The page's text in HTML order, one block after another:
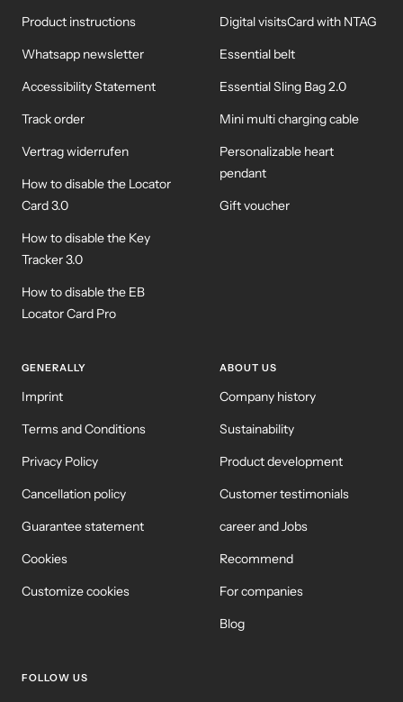
Product instructions
Whatsapp newsletter
Accessibility Statement
Track order
Vertrag widerrufen
How to disable the Locator
Card 3.0
How to disable the Key
Tracker 3.0
How to disable the EB
Locator Card Pro
Digital visitsCard with NTAG
Essential belt
Essential Sling Bag 2.0
Mini multi charging cable
Personalizable heart
pendant
Gift voucher
GENERALLY
Imprint
Terms and Conditions
Privacy Policy
Cancellation policy
Guarantee statement
Cookies
Customize cookies
ABOUT US
Company history
Sustainability
Product development
Customer testimonials
career and Jobs
Recommend
For companies
Blog
FOLLOW US